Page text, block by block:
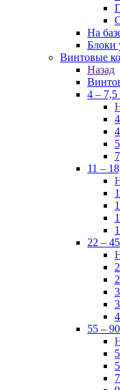
На
Блоки
Винтовые
Назад
4 –
11 –
22 –
55 –